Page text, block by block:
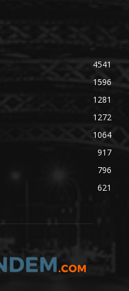
4541
1596
1281
1272
1064
917
796
621